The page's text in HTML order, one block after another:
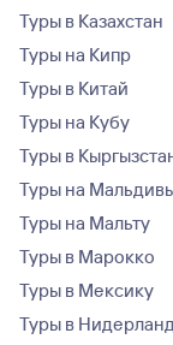
Туры в Казахстан
Туры на Кипр
Туры в Китай
Туры на Кубу
Туры в
Туры на
Туры на Мальту
Туры в Марокко
Туры в Мексику
Туры в